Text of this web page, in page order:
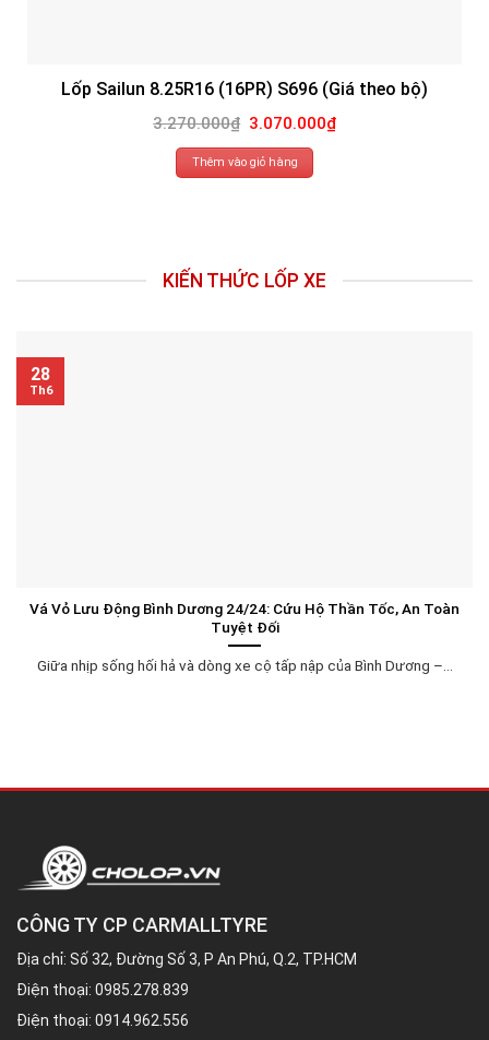
Lốp Sailun 8.25R16 (16PR) S696 (Giá theo bộ)
3.270.000₫ Giá
gốc
là:
3.270.000₫.
3.070.000₫Giá
hiện
Thêm vào giỏ hàng
KIẾN THỨC LỐP XE
Vá Vỏ Lưu Động Bình Dương 24/24: Cứu Hộ Thần Tốc, An Toàn
Tuyệt Đối
Giữa nhịp sống hối hả và dòng xe cộ tấp nập của Bình Dương –...
28
Th6
CÔNG TY CP CARMALLTYRE
Địa chỉ: Số 32, Đường Số 3, P An Phú, Q.2, TP.HCM
Điện thoại: 0985.278.839
Điện thoại: 0914.962.556